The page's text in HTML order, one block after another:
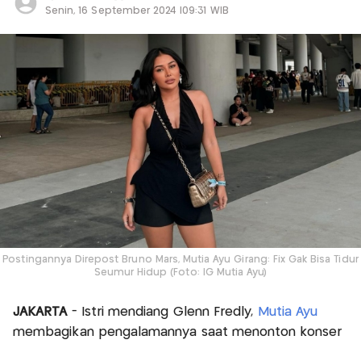
Senin, 16 September 2024 |09:31 WIB
Postingannya Direpost Bruno Mars, Mutia Ayu Girang: Fix Gak Bisa Tidur
Seumur Hidup (Foto: IG Mutia Ayu)
JAKARTA - Istri mendiang Glenn Fredly, Mutia Ayu
membagikan pengalamannya saat menonton konser